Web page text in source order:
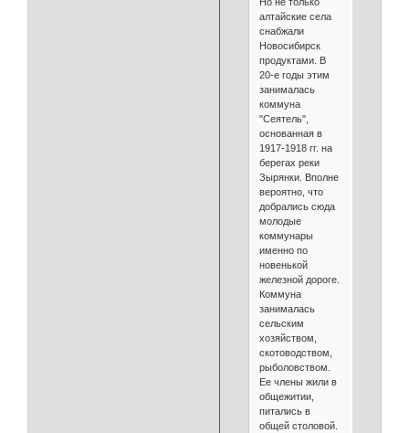
алтайские села
снабжали
Новосибирск
продуктами. В
20-е годы этим
занималась
коммуна
"Сеятель",
основанная в
1917-1918 гг. на
берегах реки
Зырянки. Вполне
вероятно, что
добрались сюда
молодые
коммунары
именно по
новенькой
железной дороге.
Коммуна
занималась
сельским
хозяйством,
скотоводством,
рыболовством.
Ее члены жили в
общежитии,
питались в
общей столовой.